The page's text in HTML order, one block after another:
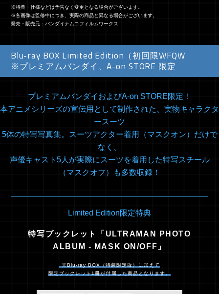
※特典・仕様などは予告なく変更となる場合がございます。
※各画像は監修中につき、実際の商品と異なる場合がございます。
発売・販売元：バンダイナムコフィルムワークス
Blu-ray BOX Limited Edition（初回限定生産）
※プレミアムバンダイ、A-on STORE 限定
プレミアムバンダイおよびA-on STORE限定！
本アニメシリーズの宣伝用として制作された、実物キャラクタ
ースーツ
5体の特写写真集。
スーツアクター着用（マスクオン）だけで
なく、
声優キャスト5人が実際にスーツを着用した特写スチール
（マスクオフ）も多数収録！
Limited Edition限定特典
特写ブックレット「ULTRAMAN PHOTO
ALBUM - MASK ON/OFF」
※Blu-ray BOX（特装限定版）に加えて
限定ブックレット1冊が付属した商品となります。